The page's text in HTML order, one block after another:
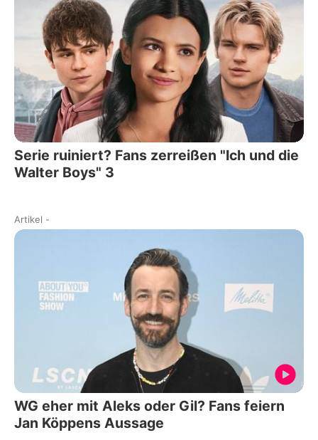
Serie ruiniert? Fans zerreißen "Ich und die
Walter Boys" 3
Artikel -
WG eher mit Aleks oder Gil? Fans feiern
Jan Köppens Aussage